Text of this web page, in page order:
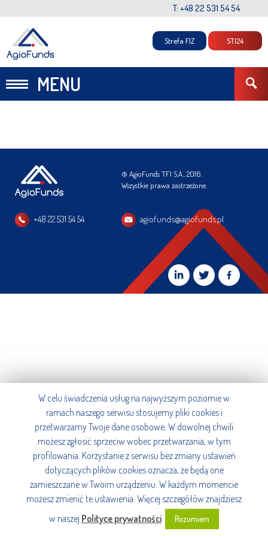
T: +48 22 531 54 54
MENU
Strefa FIZ STI24
© AgioFunds TFI S.A., 2016.
Wszystkie prawa zastrzeżone.
+48 22 531 54 54 agiofunds@agiofunds.pl
W celu świadczenia usług na najwyższym poziomie w
ramach naszego serwisu stosujemy pliki cookies i
przetwarzamy Twoje dane osobowe. W dowolnej chwili
możesz zgłosić sprzeciw wobec przetwarzania, w tym
profilowania. Korzystanie z serwisu bez zmiany ustawień
dotyczących plików cookies oznacza, że będą one
zamieszczane w Twoim urządzeniu. W każdym momencie
możesz zmienić te ustawienia. Więcej szczegółów znajdziesz
w naszej Polityce prywatności. Rozumiem